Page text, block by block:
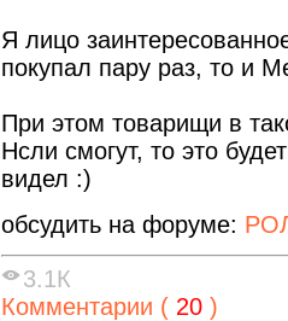
Я лицо
покупал пару раз, то и
При этом товарищи в
Нсли смогут, то это
видел :)
обсудить на форуме:
3.1К
Комментарии ( 20 )